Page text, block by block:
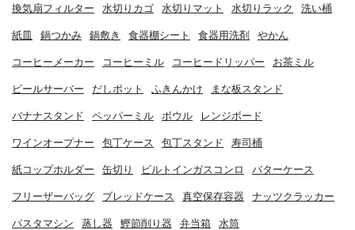
換気扇フィルター 水切りカゴ 水切りマット 水切りラック 洗い桶
紙皿 鍋つかみ 鍋敷き 食器棚シート 食器用洗剤 やかん
コーヒーメーカー コーヒーミル コーヒードリッパー お茶ミル
ビールサーバー だしポット ふきんかけ まな板スタンド
バナナスタンド ペッパーミル ボウル レンジボード
ワインオープナー 包丁ケース 包丁スタンド 寿司桶
紙コップホルダー 缶切り ビルトインガスコンロ バターケース
フリーザーバッグ ブレッドケース 真空保存容器 ナッツクラッカー
パスタマシン 蒸し器 鰹節削り器 弁当箱 水筒